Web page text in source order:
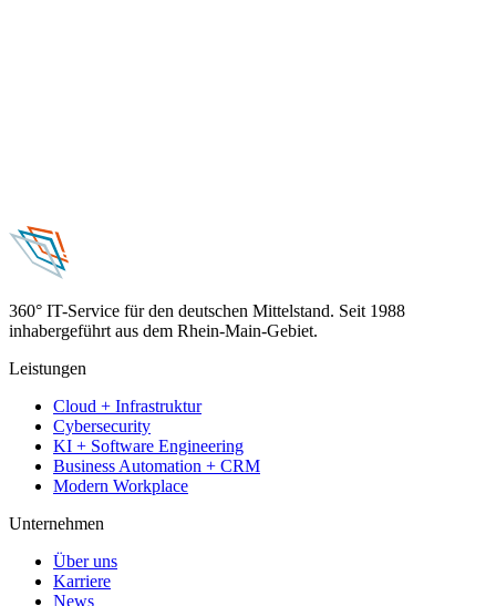
360° IT-Service für den deutschen Mittelstand. Seit 1988
inhabergeführt aus dem Rhein-Main-Gebiet.
Leistungen
Cloud + Infrastruktur
Cybersecurity
KI + Software Engineering
Business Automation + CRM
Modern Workplace
Unternehmen
Über uns
Karriere
News